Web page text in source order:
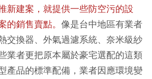
新建案，就提供一些防空污的設
的銷售賣點。 像是台中地區有業者
交換器、外氣過濾系統、奈米級紗
業者更把原本屬於豪宅選配的這類
產品的標準配備，業者因應環境變